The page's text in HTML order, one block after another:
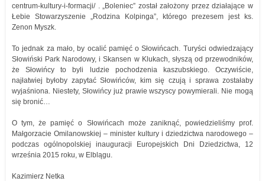
centrum-kultury-i-formacji/ . „Boleniec” został założony przez działające w
Łebie Stowarzyszenie „Rodzina Kolpinga”, którego prezesem jest ks.
Zenon Myszk.
To jednak za mało, by ocalić pamięć o Słowińcach. Turyści odwiedzający
Słowiński Park Narodowy, i Skansen w Klukach, słyszą od przewodników,
że Słowińcy to byli ludzie pochodzenia kaszubskiego. Oczywiście,
najłatwiej byłoby zapytać Słowińców, kim się czują i sprawa zostałaby
wyjaśniona. Niestety, Słowińcy już prawie wszyscy powymierali. Nie mogą
się bronić…
O tym, że pamięć o Słowińcach może zaniknąć, powiedzieliśmy prof.
Małgorzacie Omilanowskiej – minister kultury i dziedzictwa narodowego –
podczas ogólnopolskiej inauguracji Europejskich Dni Dziedzictwa, 12
września 2015 roku, w Elblągu.
Kazimierz Netka